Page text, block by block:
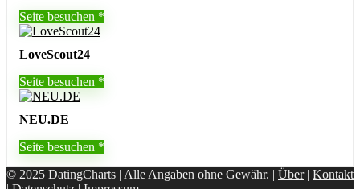
Seite besuchen
LoveScout24
Seite besuchen
NEU.DE
Seite besuchen
© 2025 DatingCharts | Alle Angaben ohne Gewähr. | Über| Kontakt